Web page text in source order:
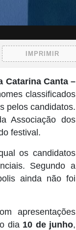
IMPRIMIR
Catarina Canta –
classificados
pelos candidatos.
Associação dos
festival.
os candidatos
Segundo a
ainda não foi
apresentações
dia 10 de junho,